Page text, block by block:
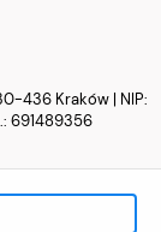
436 Kraków | NIP:
691489356